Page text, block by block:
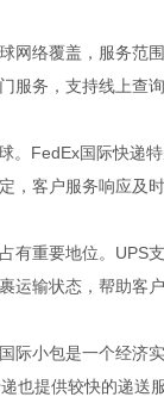
网络覆盖，服务范
服务，支持线上查
。FedEx国际快递
，客户服务响应及
有重要地位。
运输状态，帮助客
际小包是一个经济
也提供较快的递送